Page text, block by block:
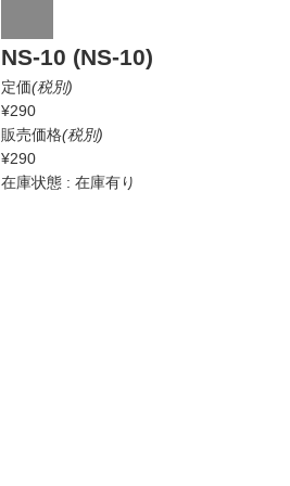
NS-10 (NS-10)
定価(税別)
¥290
販売価格(税別)
¥290
在庫状態 : 在庫有り